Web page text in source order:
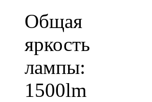
Общая
яркость
лампы:
1500lm